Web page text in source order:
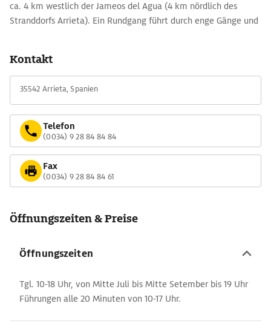
ca. 4 km westlich der Jameos del Agua (4 km nördlich des
Stranddorfs Arrieta). Ein Rundgang führt durch enge Gänge und
angreifenden Piraten.
Kontakt
35542 Arrieta, Spanien
Telefon
(0034) 9 28 84 84 84
Fax
(0034) 9 28 84 84 61
Öffnungszeiten & Preise
Öffnungszeiten
Tgl. 10-18 Uhr, von Mitte Juli bis Mitte Setember bis 19 Uhr
Führungen alle 20 Minuten von 10-17 Uhr.